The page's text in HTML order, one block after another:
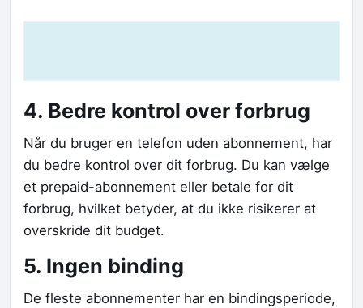
4. Bedre kontrol over forbrug
Når du bruger en telefon uden abonnement, har
du bedre kontrol over dit forbrug. Du kan vælge
et prepaid-abonnement eller betale for dit
forbrug, hvilket betyder, at du ikke risikerer at
overskride dit budget.
5. Ingen binding
De fleste abonnementer har en bindingsperiode,